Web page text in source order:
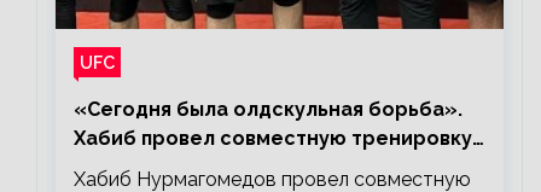
UFC
«Сегодня была олдскульная борьба».
Хабиб провел совместную тренировку
со звездами UFC
Хабиб Нурмагомедов провел совместную